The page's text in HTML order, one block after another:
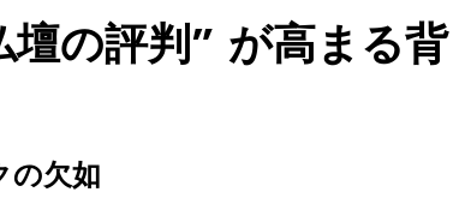
の評判” が高まる背
の欠如